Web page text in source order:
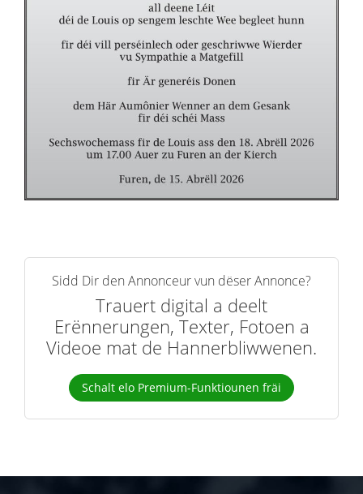
Sidd Dir den Annonceur vun dëser Annonce?
Trauert digital a deelt
Erënnerungen, Texter, Fotoen a
Videoe mat de Hannerbliwwenen.
Schalt elo Premium-Funktiounen fräi